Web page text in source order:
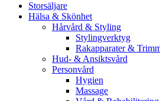
Storsäljare
Hälsa & Skönhet
Hårvård & Styling
Stylingverktyg
Rakapparater &
Hud- & Ansiktsvård
Personvård
Hygien
Massage